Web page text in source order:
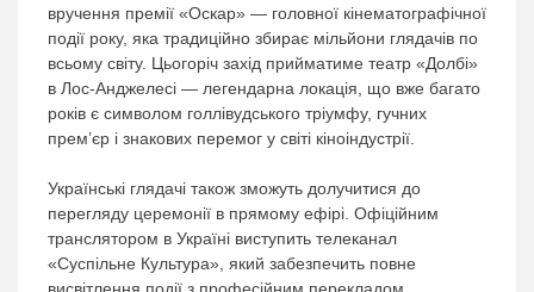
вручення премії «Оскар» — головної кінематографічної
події року, яка традиційно збирає мільйони глядачів по
всьому світу. Цьогоріч захід прийматиме театр «Долбі»
в Лос-Анджелесі — легендарна локація, що вже багато
років є символом голлівудського тріумфу, гучних
прем’єр і знакових перемог у світі кіноіндустрії.
Українські глядачі також зможуть долучитися до
перегляду церемонії в прямому ефірі. Офіційним
транслятором в Україні виступить телеканал
«Суспільне Культура», який забезпечить повне